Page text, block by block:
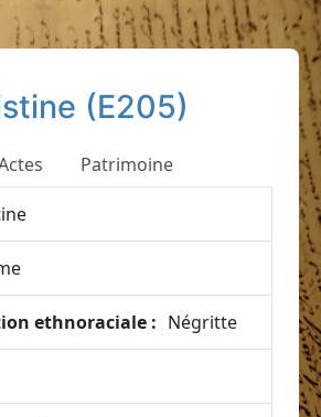
(E205)
Patrimoine
ethnoraciale : Négritte